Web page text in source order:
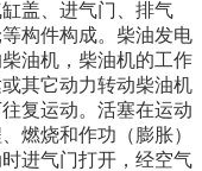
盖、进气门、排气
构件构成。柴油发电
油机，柴油机的工作
其它动力转动柴油机
复运动。活塞在运动
燃烧和作功（膨胀）
进气门打开，经空气